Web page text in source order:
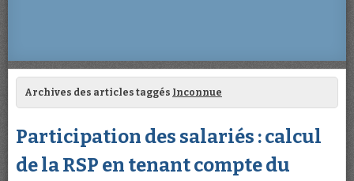
Archives des articles taggés Inconnue
Participation des salariés : calcul
de la RSP en tenant compte du